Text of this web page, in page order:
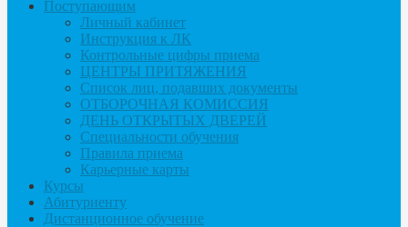
Поступающим
Личный кабинет
Инструкция к ЛК
Контрольные цифры приема
ЦЕНТРЫ ПРИТЯЖЕНИЯ
Список лиц, подавших документы
ОТБОРОЧНАЯ КОМИССИЯ
ДЕНЬ ОТКРЫТЫХ ДВЕРЕЙ
Специальности обучения
Правила приема
Карьерные карты
Курсы
Абитуриенту
Дистанционное обучение